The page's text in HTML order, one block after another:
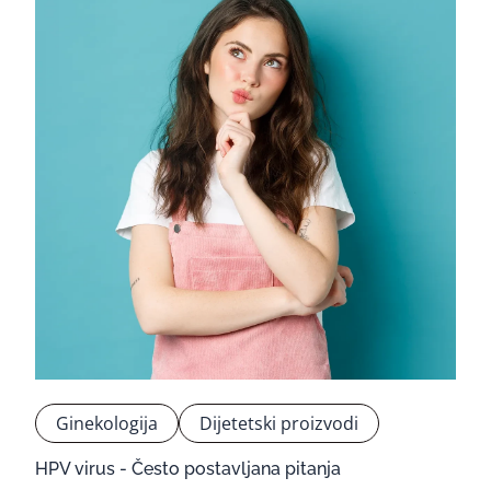
Ginekologija Dijetetski proizvodi
HPV virus - Često postavljana pitanja